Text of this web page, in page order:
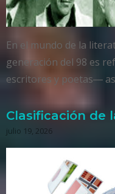
En el mundo de la
generación del 98 es
escritores y poetas―
Clasificación de
julio 19, 2026